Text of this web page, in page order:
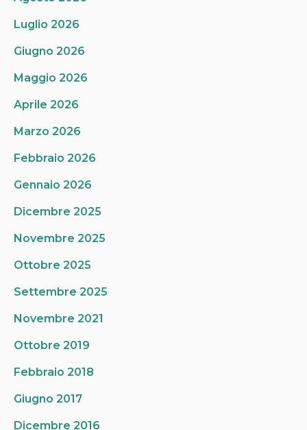
Luglio 2026
Giugno 2026
Maggio 2026
Aprile 2026
Marzo 2026
Febbraio 2026
Gennaio 2026
Dicembre 2025
Novembre 2025
Ottobre 2025
Settembre 2025
Novembre 2021
Ottobre 2019
Febbraio 2018
Giugno 2017
Dicembre 2016